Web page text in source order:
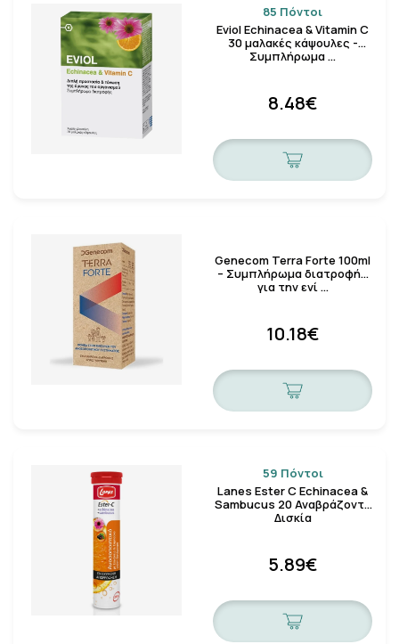
85 Πόντοι
Eviol Echinacea & Vitamin C
30 μαλακές κάψουλες -
Συμπλήρωμα …
8.48€
Genecom Terra Forte 100ml
– Συμπλήρωμα διατροφής
για την ενί …
10.18€
59 Πόντοι
Lanes Ester C Echinacea &
Sambucus 20 Αναβράζοντα
Δισκία
5.89€